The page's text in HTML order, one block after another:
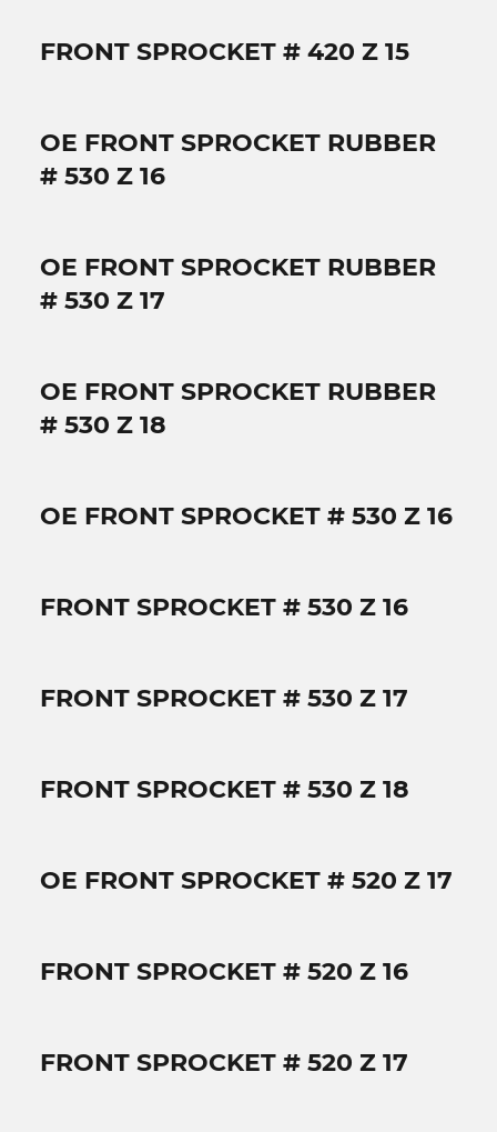
FRONT SPROCKET # 420 Z 15
OE FRONT SPROCKET RUBBER
# 530 Z 16
OE FRONT SPROCKET RUBBER
# 530 Z 17
OE FRONT SPROCKET RUBBER
# 530 Z 18
OE FRONT SPROCKET # 530 Z 16
FRONT SPROCKET # 530 Z 16
FRONT SPROCKET # 530 Z 17
FRONT SPROCKET # 530 Z 18
OE FRONT SPROCKET # 520 Z 17
FRONT SPROCKET # 520 Z 16
FRONT SPROCKET # 520 Z 17